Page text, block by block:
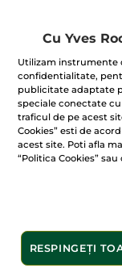
Gel anticelulitic
Tub 200 ml
(195)
39.50 Lei / 100ml
79.00 Lei 119.00
NOU
Cu Yves
Utilizam instrumente
confidentialitate,
publicitate adaptate
speciale conectate
traficul de pe acest
Cookies” esti de
acest site. Poti afla
“Politica Cookies”
RESPINGEȚI